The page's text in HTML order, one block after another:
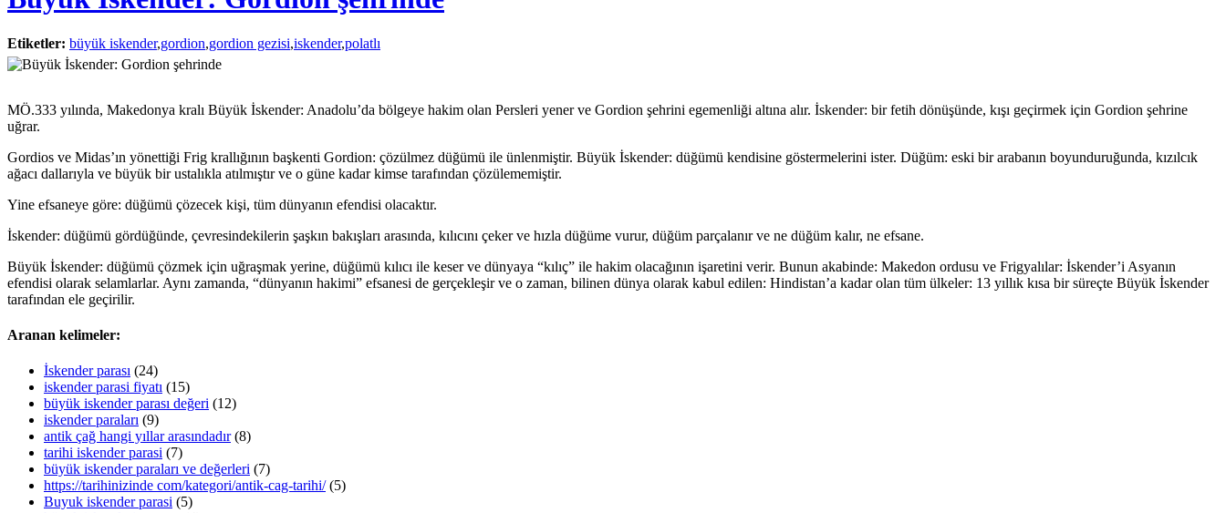
Etiketler: büyük iskender,gordion,gordion gezisi,iskender,polatlı
MÖ.333 yılında, Makedonya kralı Büyük İskender: Anadolu’da bölgeye hakim olan Persleri yener ve Gordion şehrini egemenliği altına alır. İskender: bir fetih dönüşünde, kışı geçirmek için Gordion şehrine
uğrar.
Gordios ve Midas’ın yönettiği Frig krallığının başkenti Gordion: çözülmez düğümü ile ünlenmiştir. Büyük İskender: düğümü kendisine göstermelerini ister. Düğüm: eski bir arabanın boyunduruğunda, kızılcık
ağacı dallarıyla ve büyük bir ustalıkla atılmıştır ve o güne kadar kimse tarafından çözülememiştir.
Yine efsaneye göre: düğümü çözecek kişi, tüm dünyanın efendisi olacaktır.
İskender: düğümü gördüğünde, çevresindekilerin şaşkın bakışları arasında, kılıcını çeker ve hızla düğüme vurur, düğüm parçalanır ve ne düğüm kalır, ne efsane.
Büyük İskender: düğümü çözmek için uğraşmak yerine, düğümü kılıcı ile keser ve dünyaya “kılıç” ile hakim olacağının işaretini verir. Bunun akabinde: Makedon ordusu ve Frigyalılar: İskender’i Asyanın
efendisi olarak selamlarlar. Aynı zamanda, “dünyanın hakimi” efsanesi de gerçekleşir ve o zaman, bilinen dünya olarak kabul edilen: Hindistan’a kadar olan tüm ülkeler: 13 yıllık kısa bir süreçte Büyük İskender
tarafından ele geçirilir.
Aranan kelimeler:
İskender parası (24)
iskender parasi fiyatı (15)
büyük iskender parası değeri (12)
iskender paraları (9)
antik çağ hangi yıllar arasındadır(8)
tarihi iskender parasi (7)
büyük iskender paraları ve değerleri (7)
https://tarihinizinde com/kategori/antik-cag-tarihi/(5)
Buyuk iskender parasi (5)